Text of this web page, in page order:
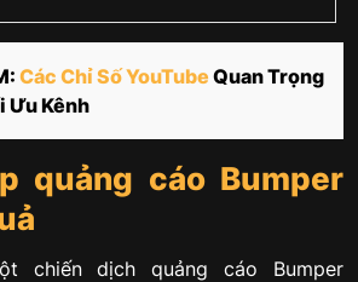
Các Chỉ Số YouTube Quan Trọng
Ưu Kênh
quảng cáo Bumper
chiến dịch quảng cáo Bumper